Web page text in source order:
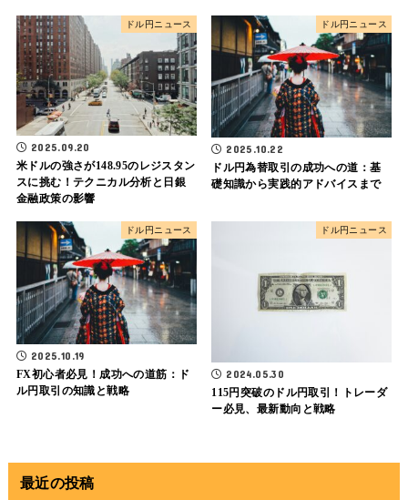
ドル円ニュース
2025.09.20
米ドルの強さが148.95のレジスタン
スに挑む！テクニカル分析と日銀
金融政策の影響
ドル円ニュース
2025.10.22
ドル円為替取引の成功への道：基
礎知識から実践的アドバイスまで
ドル円ニュース
2025.10.19
FX初心者必見！成功への道筋：ド
ル円取引の知識と戦略
ドル円ニュース
2024.05.30
115円突破のドル円取引！トレーダ
ー必見、最新動向と戦略
最近の投稿